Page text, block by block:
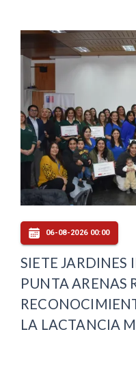
06-08-2026 00:00
SIETE JARDINES
PUNTA ARENAS
LA LACTANCIA